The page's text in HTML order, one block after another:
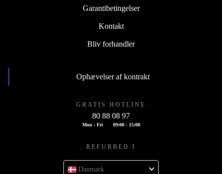
Garantibetingelser
Kontakt
Bliv forhandler
Ophævelser af kontrakt
GRATIS HOTLINE
80 88 08 97
Mon - Fri 09:00 - 15:00
REFURBED I
Danmark